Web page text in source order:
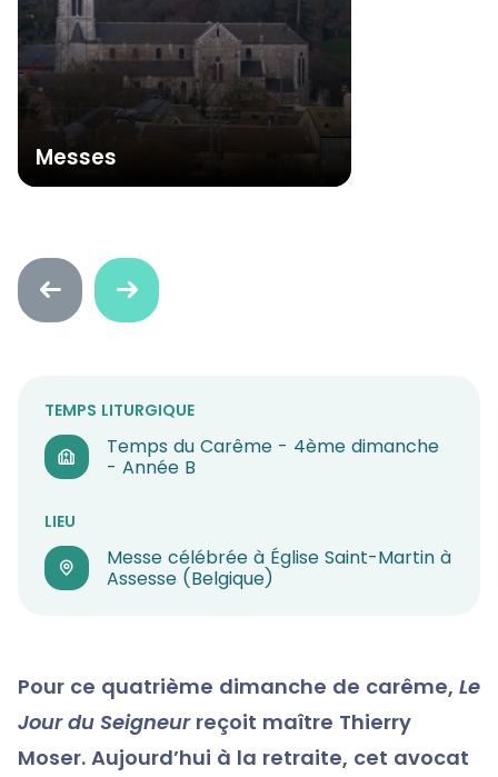
Messes
Faire
défiler
Faire
défiler
TEMPS LITURGIQUE
Temps du Carême - 4ème dimanche
- Année B
LIEU
Messe célébrée à Église Saint-Martin à
Assesse (Belgique)
Pour ce quatrième dimanche de carême, Le
Jour du Seigneurreçoit maître Thierry
Moser. Aujourd’hui à la retraite, cet avocat